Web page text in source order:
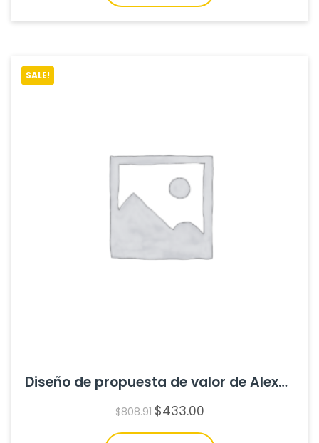
SALE!
Diseño de propuesta de valor de Alexander Osterwalder
$808.91 $433.00